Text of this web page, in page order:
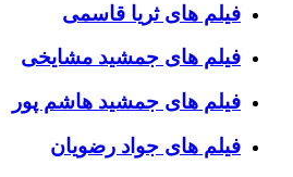
فیلم های ثریا قاسمی
فیلم های جمشید مشایخی
فیلم های جمشید هاشم پور
فیلم های جواد رضویان